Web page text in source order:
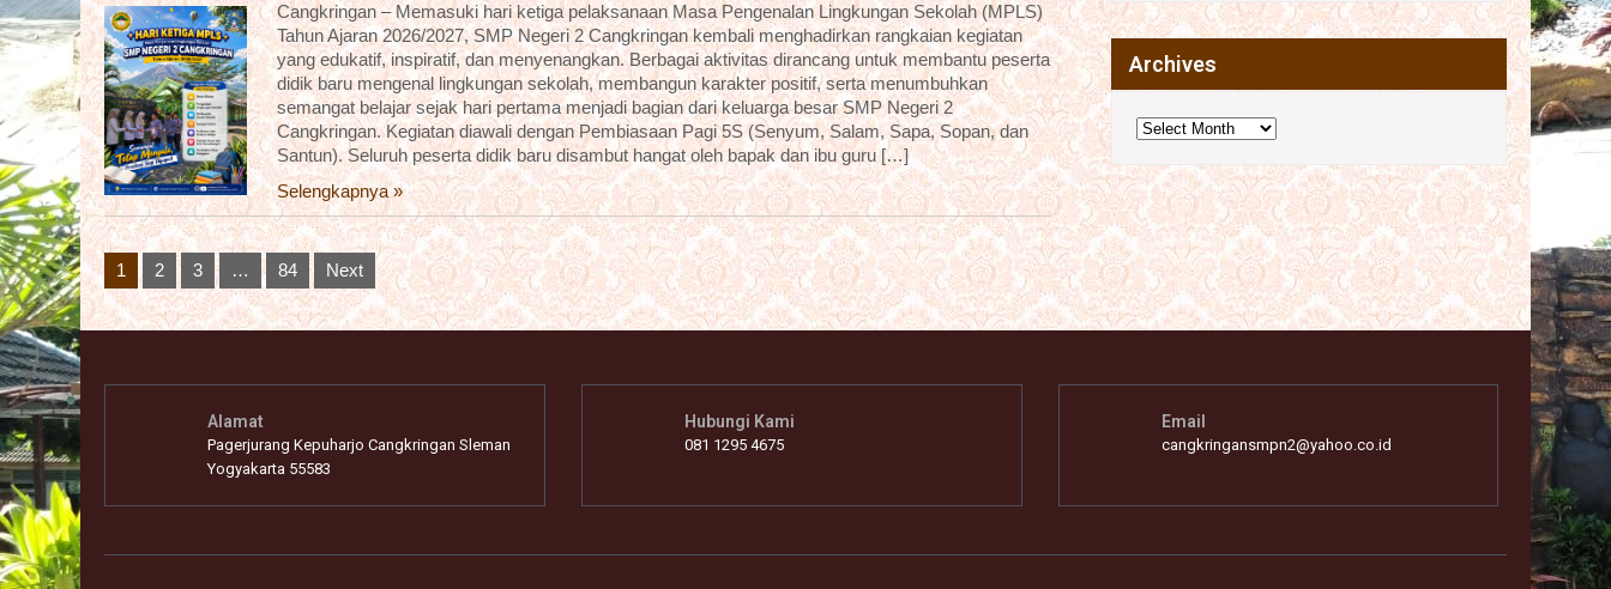
Cangkringan – Memasuki hari ketiga pelaksanaan Masa Pengenalan Lingkungan Sekolah (MPLS)
Tahun Ajaran 2026/2027, SMP Negeri 2 Cangkringan kembali menghadirkan rangkaian kegiatan
yang edukatif, inspiratif, dan menyenangkan. Berbagai aktivitas dirancang untuk membantu peserta
didik baru mengenal lingkungan sekolah, membangun karakter positif, serta menumbuhkan
semangat belajar sejak hari pertama menjadi bagian dari keluarga besar SMP Negeri 2
Cangkringan. Kegiatan diawali dengan Pembiasaan Pagi 5S (Senyum, Salam, Sapa, Sopan, dan
Santun). Seluruh peserta didik baru disambut hangat oleh bapak dan ibu guru […]
Selengkapnya »
Posts
pagination
1 2 3 … 84 Next
Archives
Archives
Alamat
Pagerjurang Kepuharjo Cangkringan Sleman
Yogyakarta 55583
Hubungi Kami
081 1295 4675
Email
cangkringansmpn2@yahoo.co.id